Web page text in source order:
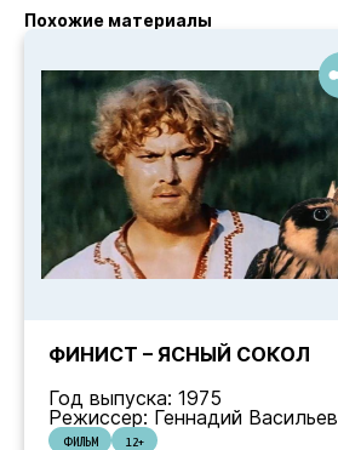
Похожие материалы
ФИНИСТ – ЯСНЫЙ СОКОЛ
Год выпуска: 1975
Режиссер: Геннадий Васильев
ФИЛЬМ
12+